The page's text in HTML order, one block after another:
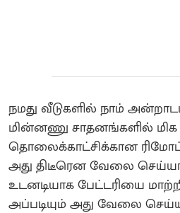
நமது வீடுகளில் நாம்
மின்னணு சாதனங்களில் மிக
தொலைக்காட்சிக்கான
அது திடீரென வேலை
உடனடியாக பேட்டரியை
அப்படியும் அது வேலை